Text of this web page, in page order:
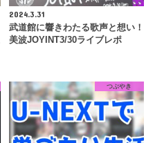
2024.3.31
武道館に響きわたる歌声と想い！
美波JOYINT3/30ライブレポ
つぶやき